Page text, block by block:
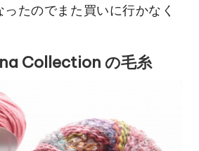
たのでまた買いに行かなく
Collection の毛糸